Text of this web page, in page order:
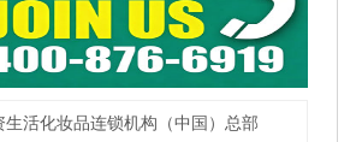
生活化妆品连锁机构（中国）总部